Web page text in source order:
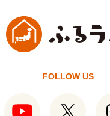
FOLLOW US